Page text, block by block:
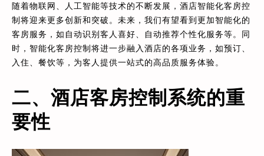
随着物联网、人工智能等技术的不断发展，酒店智能化客房控
制将迎来更多创新和突破。未来，我们有望看到更加智能化的
客房服务，如自动识别客人喜好、自动推荐个性化服务等。同
时，智能化客房控制将进一步融入酒店的各项业务，如预订、
入住、餐饮等，为客人提供一站式的高品质服务体验。
二、酒店客房控制系统的重
要性